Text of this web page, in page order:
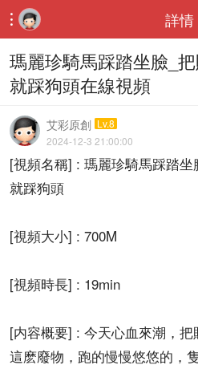
 詳情
瑪麗珍騎馬踩踏坐臉_
就踩狗頭在線視頻
艾彩原創 Lv.8
2024-12-3 21:00:00
[視頻名稱] : 瑪麗珍騎馬踩踏
就踩狗頭
[視頻大小] : 700M
[視頻時長] : 19min
[内容概要] : 今天心血來潮，
這麽廢物，跑的慢慢悠悠的，